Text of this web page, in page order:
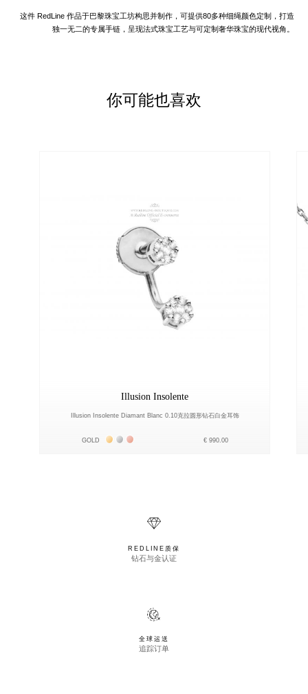
这件 RedLine 作品于巴黎珠宝工坊构思并制作，可提供80多种细绳颜色定制，打造
独一无二的专属手链，呈现法式珠宝工艺与可定制奢华珠宝的现代视角。
你可能也喜欢
Illusion Insolente
Illusion Insolente Diamant Blanc 0.10克拉圆形钻石白金耳饰
GOLD Жёлтое золото 18К
Белое золото 18К
Розовое золото 18К € 990.00
REDLINE质保
钻石与金认证
全球运送
追踪订单